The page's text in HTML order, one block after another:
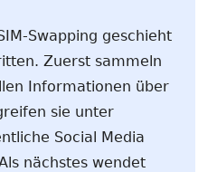
Swapping geschieht
Zuerst sammeln
Informationen über
sie unter
Social Media
nächstes wendet